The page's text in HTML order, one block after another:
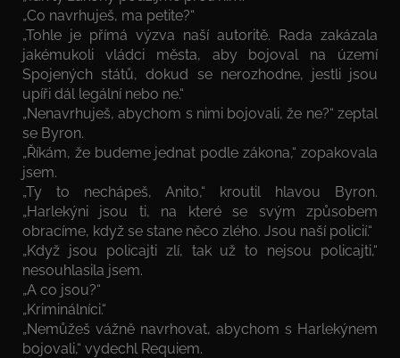
„Co navrhuješ, ma petite?“
„Tohle je přímá výzva naší autoritě. Rada zakázala
jakémukoli vládci města, aby bojoval na území
Spojených států, dokud se nerozhodne, jestli jsou
upíři dál legální nebo ne.“
„Nenavrhuješ, abychom s nimi bojovali, že ne?“ zeptal
se Byron.
„Říkám, že budeme jednat podle zákona,“ zopakovala
jsem.
„Ty to nechápeš, Anito,“ kroutil hlavou Byron.
„Harlekýni jsou ti, na které se svým způsobem
obracíme, když se stane něco zlého. Jsou naší policií.“
„Když jsou policajti zlí, tak už to nejsou policajti,“
nesouhlasila jsem.
„A co jsou?“
„Kriminálníci.“
„Nemůžeš vážně navrhovat, abychom s Harlekýnem
bojovali,“ vydechl Requiem.